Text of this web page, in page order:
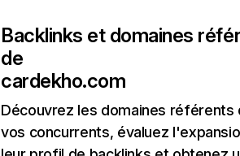
Backlinks et domaines
de
cardekho.com
Découvrez les domaines référents
vos concurrents, évaluez